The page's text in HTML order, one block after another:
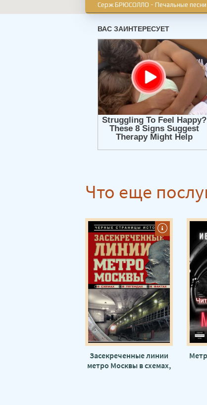
Серж БРЮСОЛЛО - Печальные песни
Серж БРЮСОЛЛО - Печальные песни
Серж БРЮСОЛЛО - Печальные песни
Серж БРЮСОЛЛО - Печальные песни
Серж БРЮСОЛЛО - Печальные песни
Серж БРЮСОЛЛО - Печальные песни
Серж БРЮСОЛЛО - Печальные
Серж БРЮСОЛЛО - Печальные
Что еще
Засекреченные линии
метро Москвы в схемах,